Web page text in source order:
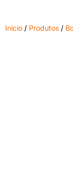
Início / Produtos /